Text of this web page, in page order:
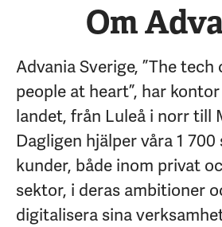
Om
Advania Sverige, ”The
people at heart”, har
landet, från Luleå i norr till
Dagligen hjälper våra 1
kunder, både inom privat
sektor, i deras ambitioner
digitalisera sina